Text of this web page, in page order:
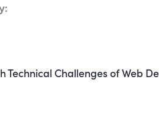
Technical Challenges of Web